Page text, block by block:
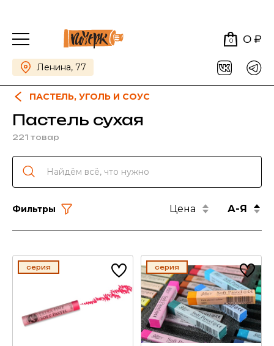
0 0 ₽
Ленина, 77
ПАСТЕЛЬ, УГОЛЬ И СОУС
Пастель сухая
221 товар
Фильтры Цена А-Я
серия серия